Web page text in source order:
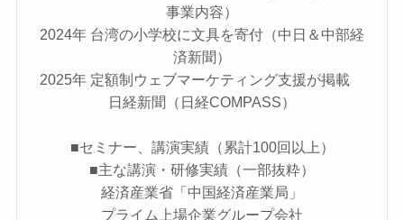
事業内容）
2024年 台湾の小学校に文具を寄付（中日＆中部経
済新聞）
2025年 定額制ウェブマーケティング支援が掲載
日経新聞（日経COMPASS）
■セミナー、講演実績（累計100回以上）
■主な講演・研修実績（一部抜粋）
経済産業省「中国経済産業局」
プライム上場企業グループ会社